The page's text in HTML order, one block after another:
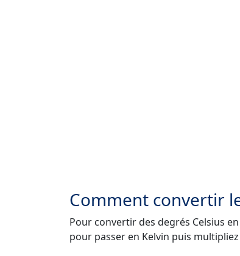
Comment convertir
Pour convertir des degrés Celsius
pour passer en Kelvin puis